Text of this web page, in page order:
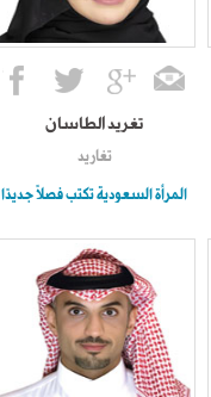
تغريد الطاسان
تغاريد
المرأة السعودية تكتب فصلًا جديدًا